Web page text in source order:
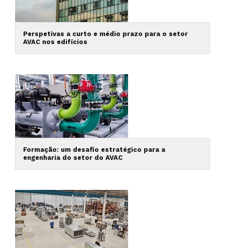
Perspetivas a curto e médio prazo para o setor
AVAC nos edifícios
Formação: um desafio estratégico para a
engenharia do setor do AVAC